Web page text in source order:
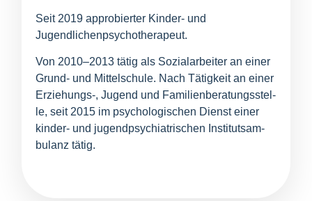
Seit 2019 appro­bier­ter Kin­der- und
Jugendlichenpsychotherapeut.
Von 2010–2013 tätig als Sozi­al­ar­bei­ter an einer
Grund- und Mit­tel­schu­le. Nach Tätig­keit an einer
Erziehungs‑, Jugend und Fami­li­en­be­ra­tungs­stel­
le, seit 2015 im psy­cho­lo­gi­schen Dienst einer
kin­der- und jugend­psych­ia­tri­schen Insti­tutsam­
bu­lanz tätig.